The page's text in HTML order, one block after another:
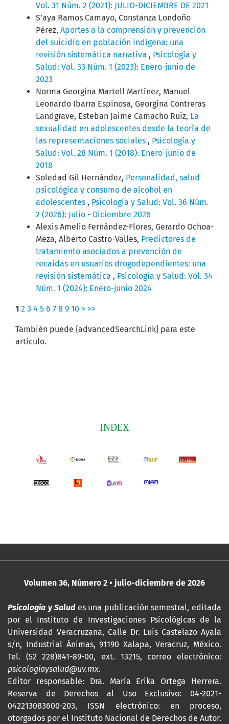
Vol. 31 Núm. 2 (2021): JULIO-DICIEMBRE DE 2021
S’aya Ramos Camayo, Constanza Londoño
Pérez, Aportes a la comprensión y prevención
del suicidio en población indígena: una
revisión sistemática narrativa , Psicología y
Salud: Vol. 33 Núm. 1 (2023): Enero-junio de
2023
Norma Georgina Martell Martínez, Manuel
Leonardo Ibarra Espinosa, Georgina Contreras
Landgrave, Esteban Jaime Camacho Ruiz, La
sexualidad en adolescentes desde la teoría de
las representaciones sociales , Psicología y
Salud: Vol. 28 Núm. 1 (2018): Enero-junio de
2018
Soledad Gil Hernández, Personalidad, salud
psicológica y consumo de alcohol en
adolescentes , Psicología y Salud: Vol. 36 Núm.
2 (2026): Julio - Diciembre 2026
Alexis Amelio Fernández-Flores, Gerardo Ochoa-
Meza, Alberto Castro-Valles, Predictores de
tratamiento asociados a prevención de
recaídas en usuarios drogodependientes: una
revisión sistemática , Psicología y Salud: Vol. 34
Núm. 1 (2024): Enero-junio 2024
1 2 3 4 5 6 7 8 9 10 > >>
También puede {advancedSearchLink} para este
artículo.
INDEX
Volumen 36, Número 2 • julio-diciembre de 2026
Psicología y Salud es una publicación semestral, editada
por el Instituto de Investigaciones Psicológicas de la
Universidad Veracruzana, Calle Dr. Luis Castelazo Ayala
s/n, Industrial Ánimas, 91190 Xalapa, Veracruz, México.
Tel. (52 228)841-89-00, ext. 13215, correo electrónico:
psicologiaysalud@uv.mx.
Editor responsable: Dra. María Erika Ortega Herrera.
Reserva de Derechos al Uso Exclusivo: 04-2021-
042213083600-203, ISSN electrónico: en proceso,
otorgados por el Instituto Nacional de Derechos de Autor.